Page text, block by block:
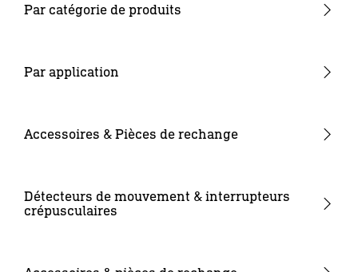
Par catégorie de produits
Système d'éclairage de jardin 24V
Projecteurs & Spots
Luminaires à caméra
Par application
Entrée de la maison
Accessoires & Pièces de rechange
Supports muraux d'angles
Détecteurs de mouvement & interrupteurs
crépusculaires